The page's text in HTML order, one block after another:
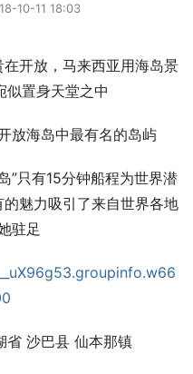
10-11 18:03
开放，马来西亚用海岛景
似置身天堂之中
放海岛中最有名的岛屿
”只有15分钟船程为世界潜
魅力吸引了来自世界各地
驻足
沙巴县 仙本那镇